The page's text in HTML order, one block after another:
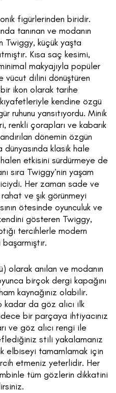
figürlerinden biridir.
tanınan ve modanın
Twiggy, küçük yaşta
Kısa saç kesimi,
makyajıyla popüler
vücut dilini dönüştüren
ikon olarak tarihe
kendine özgü
ruhunu yansıtıyordu. Minik
renkli çorapları ve kabarık
dönemin özgün
klasik hale
etkisini sürdürmeye de
sıra Twiggy’nin yaşam
Her zaman sade ve
ve şık görünmeyi
ötesinde oyunculuk ve
gösteren Twiggy,
tercihlerle modern
olarak anılan ve modanın
birçok dergi kapağını
kaynağınız olabilir.
kadar da göz alıcı ilk
bir parçaya ihtiyacınız
ve göz alıcı rengi ile
stili yakalamanız
elbiseyi tamamlamak için
etmeniz yeterlidir. Her
tüm gözlerin dikkatini